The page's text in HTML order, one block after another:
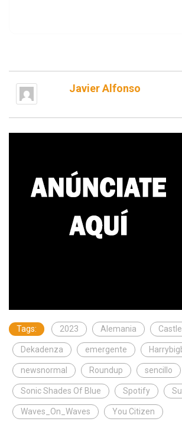
Javier Alfonso
Tags: 2023 Alemania
Dekadenza emergente
newsnormal Roundup sencillo
Sonic Shades Of Blue Spotify
Waves_On_Waves You Citizen